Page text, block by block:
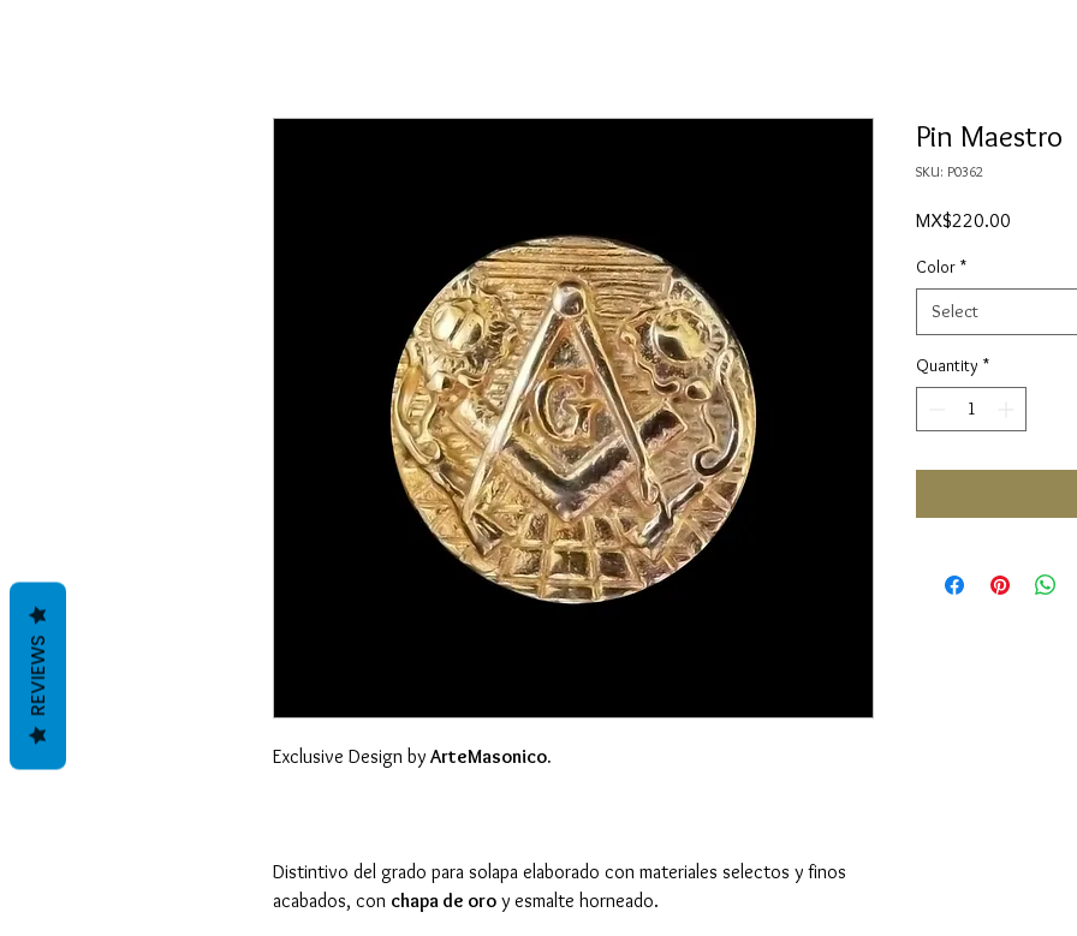
Exclusive Design by ArteMasonico.
Distintivo del grado para solapa elaborado con materiales selectos y finos
acabados, con chapa de oro y esmalte horneado.
Pin Maestro
SKU: P0362
MX$220.00
Color *
Select
Quantity *
REVIEWS